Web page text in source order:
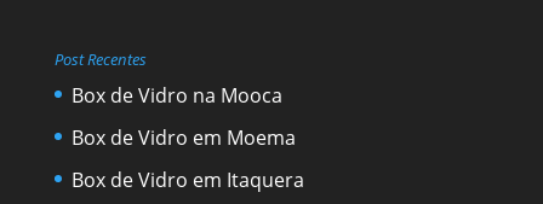
Post Recentes
Box de Vidro na Mooca
Box de Vidro em Moema
Box de Vidro em Itaquera